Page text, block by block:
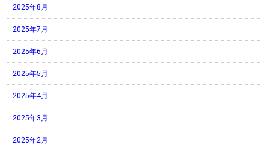
2025年8月
2025年7月
2025年6月
2025年5月
2025年4月
2025年3月
2025年2月